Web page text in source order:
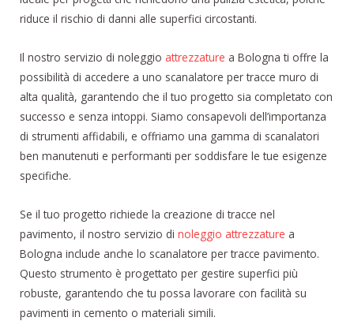
riduce il rischio di danni alle superfici circostanti.
Il nostro servizio di noleggio attrezzature a Bologna ti offre la
possibilità di accedere a uno scanalatore per tracce muro di
alta qualità, garantendo che il tuo progetto sia completato con
successo e senza intoppi. Siamo consapevoli dell’importanza
di strumenti affidabili, e offriamo una gamma di scanalatori
ben manutenuti e performanti per soddisfare le tue esigenze
specifiche.
Se il tuo progetto richiede la creazione di tracce nel
pavimento, il nostro servizio di noleggio attrezzature a
Bologna include anche lo scanalatore per tracce pavimento.
Questo strumento è progettato per gestire superfici più
robuste, garantendo che tu possa lavorare con facilità su
pavimenti in cemento o materiali simili.